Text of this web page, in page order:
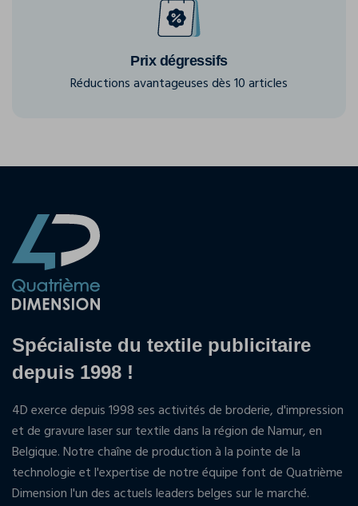
Prix dégressifs
Réductions avantageuses dès 10 articles
Spécialiste du textile publicitaire
depuis 1998 !
4D exerce depuis 1998 ses activités de broderie, d'impression
et de gravure laser sur textile dans la région de Namur, en
Belgique. Notre chaîne de production à la pointe de la
technologie et l'expertise de notre équipe font de Quatrième
Dimension l'un des actuels leaders belges sur le marché.